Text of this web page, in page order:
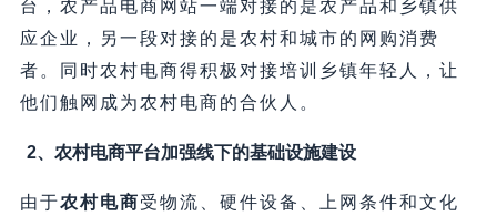
台，农产品电商网站一端对接的是农产品和乡镇供
应企业，另一段对接的是农村和城市的网购消费
者。同时农村电商得积极对接培训乡镇年轻人，让
他们触网成为农村电商的合伙人。
2、 农村电商平台加强线下的基础设施建设
由于农村电商受物流、硬件设备、上网条件和文化